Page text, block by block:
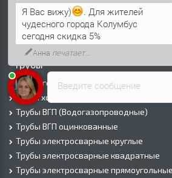
Просечно-вытяжной лист (ПВЛ)
Лист рифленый
Лист оцинкованный
Трубы
Трубы горячедеформированные
Труба холоднодеформированная
Трубы ВГП (Водогазопроводные)
Трубы ВГП оцинкованные
Трубы электросварные круглые
Трубы электросварные квадратные
Трубы электросварные прямоугольные
Введите сообщение
Я Вас вижу)
. Для жителей
чудесного города Колумбус
сегодня скидка 5%
Анна печатает...